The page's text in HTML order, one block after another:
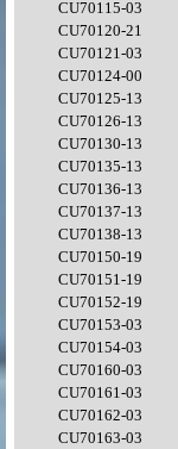
CU70115-03
CU70120-21
CU70121-03
CU70124-00
CU70125-13
CU70126-13
CU70130-13
CU70135-13
CU70136-13
CU70137-13
CU70138-13
CU70150-19
CU70151-19
CU70152-19
CU70153-03
CU70154-03
CU70160-03
CU70161-03
CU70162-03
CU70163-03